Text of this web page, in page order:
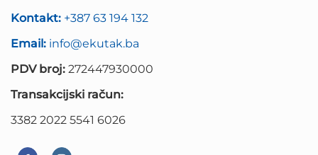
Kontakt: +387 63 194 132
Email: info@ekutak.ba
PDV broj: 272447930000
Transakcijski račun:
3382 2022 5541 6026